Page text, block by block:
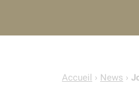
Accueil › News ›